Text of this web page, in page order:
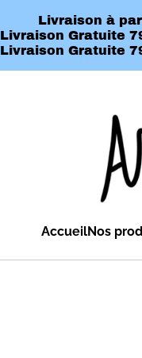
Livraison à
Livraison Gratuite
Livraison Gratuite
AccueilNos